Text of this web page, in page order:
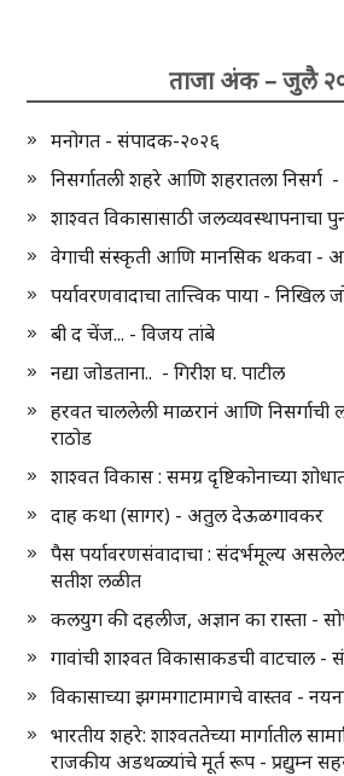
ताजा अंक – जुलै
मनोगत - संपादक-२०२६
निसर्गातली शहरे आणि शहरातला निसर्ग
शाश्वत विकासासाठी जलव्यवस्थापनाचा
वेगाची संस्कृती आणि मानसिक थकवा -
पर्यावरणवादाचा तात्त्विक पाया - निखिल
बी द चेंज... - विजय तांबे
नद्या जोडताना.. - गिरीश घ. पाटील
हरवत चाललेली माळरानं आणि निसर्गाची
राठोड
शाश्वत विकास : समग्र दृष्टिकोनाच्या
दाह कथा (सागर) - अतुल देऊळगावकर
पैस पर्यावरणसंवादाचा : संदर्भमूल्य
सतीश लळीत
कलयुग की दहलीज, अज्ञान का रास्ता -
गावांची शाश्वत विकासाकडची वाटचाल
विकासाच्या झगमगाटामागचे वास्तव -
भारतीय शहरे: शाश्वततेच्या मार्गातील
राजकीय अडथळ्यांचे मूर्त रूप - प्रद्युम्न